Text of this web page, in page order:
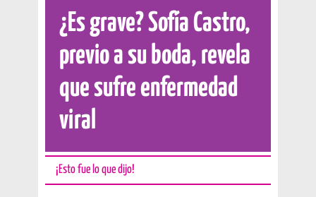
¿Es grave? Sofía Castro,
previo a su boda, revela
que sufre enfermedad
viral
¡Esto fue lo que dijo!